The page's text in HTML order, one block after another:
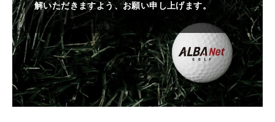
解いただきますよう、お願い申し上げます。